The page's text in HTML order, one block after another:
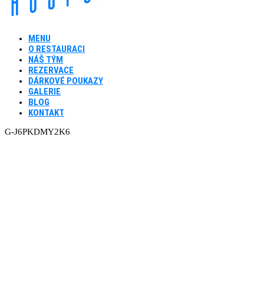
MENU
O RESTAURACI
NÁŠ TÝM
REZERVACE
DÁRKOVÉ POUKAZY
GALERIE
BLOG
KONTAKT
G-J6PKDMY2K6